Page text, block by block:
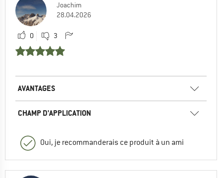
Joachim
28.04.2026
0 3
AVANTAGES
CHAMP D'APPLICATION
Oui, je recommanderais ce produit à un ami